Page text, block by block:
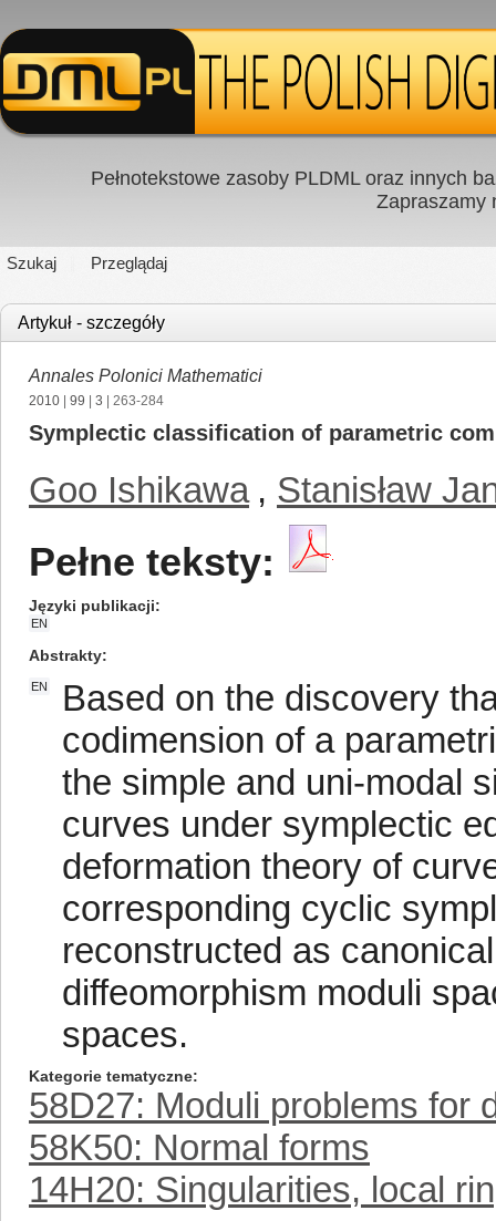
Pełnotekstowe zasoby PLDML oraz innych
Zapraszamy
Szukaj Przeglądaj
Artykuł - szczegóły
Annales Polonici Mathematici
2010 99 3 | 263-284
Symplectic classification of parametric
Goo Ishikawa , Stanisław
Pełne teksty:
Języki publikacji
EN
Abstrakty
EN
Based on the discovery
codimension of a
the simple and uni-modal
curves under symplectic
deformation theory of
corresponding cyclic
reconstructed as
diffeomorphism moduli
spaces.
Kategorie tematyczne
58D27: Moduli problems for
58K50: Normal forms
14H20: Singularities, local